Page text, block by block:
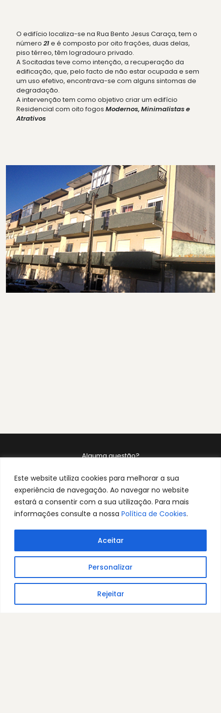
Este website utiliza cookies para melhorar a sua
experiência de navegação. Ao navegar no website
estará a consentir com a sua utilização. Para mais
informações consulte a nossa Política de Cookies.
Personalizar
Rejeitar
Aceitar
O edifício localiza-se na Rua Bento Jesus Caraça, tem o
número 21e é composto por oito frações, duas delas,
piso térreo, têm logradouro privado.
A Socitadas teve como intenção, a recuperação da
edificação, que, pelo facto de não estar ocupada e sem
um uso efetivo, encontrava-se com alguns sintomas de
degradação.
A intervenção tem como objetivo criar um edifício
Residencial com oito fogos Modernos, Minimalistas e
Atrativos
Alguma questão?
219 335 283
Rua Particular a Azinhaga dos Lameiros nº 17
Carnide 1600-480 Lisboa
CONTACTE-NOS